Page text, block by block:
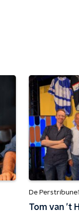
De Perstribune
Tom van 't